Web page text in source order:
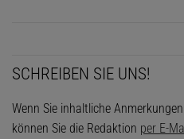
SCHREIBEN SIE UNS!
Wenn Sie inhaltliche
können Sie die Redaktion per E-